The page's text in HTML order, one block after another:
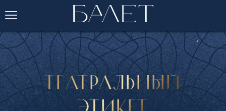
ТЕАТРАЛЬНЫЙ
ЭТИКЕТ